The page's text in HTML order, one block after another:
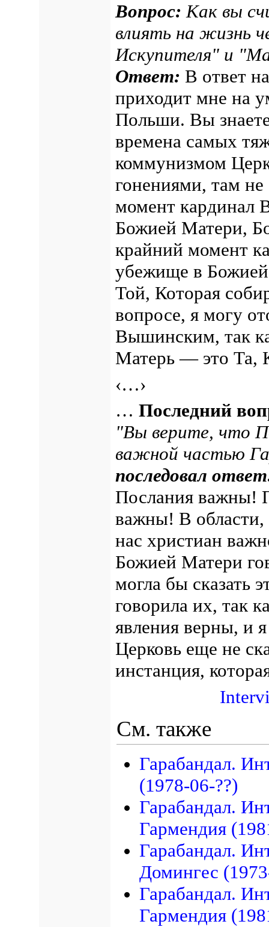
Вопрос: Как вы
влиять на жизнь
Искупителя" и
Ответ: В ответ
приходит мне на
Польши. Вы
времена самых
коммунизмом
гонениями, там
момент кардинал
Божией Матери,
крайний момент
убежище в
Той, Которая
вопросе, я могу
Вышинским, так
Матерь — это Та,
‹…›
… Последний
"Вы верите, что
важной частью
последовал
Послания важны!
важны! В
нас христиан
Божией Матери
могла бы сказать
говорила их, так
явления верны, и
Церковь еще не
инстанция,
См. также
Гарабандал.
(1978-06-??)
Гарабандал.
Гармендия
Гарабандал.
Домингес
Гарабандал.
Гармендия